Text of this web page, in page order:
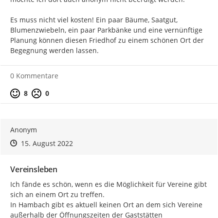
Es muss nicht viel kosten! Ein paar Bäume, Saatgut,
Blumenzwiebeln, ein paar Parkbänke und eine vernünftige
Planung können diesen Friedhof zu einem schönen Ort der
Begegnung werden lassen.
0 Kommentare
Positive Bewertung
8 Negative Bewertung
0
Anonym
Zeitpunkt des Erstellens
Zeitpunkt des Erstellens
15. August 2022Zur Äußerung
Vereinsleben
Ich fände es schön, wenn es die Möglichkeit für Vereine gibt
sich an einem Ort zu treffen.
In Hambach gibt es aktuell keinen Ort an dem sich Vereine
außerhalb der Öffnungszeiten der Gaststätten